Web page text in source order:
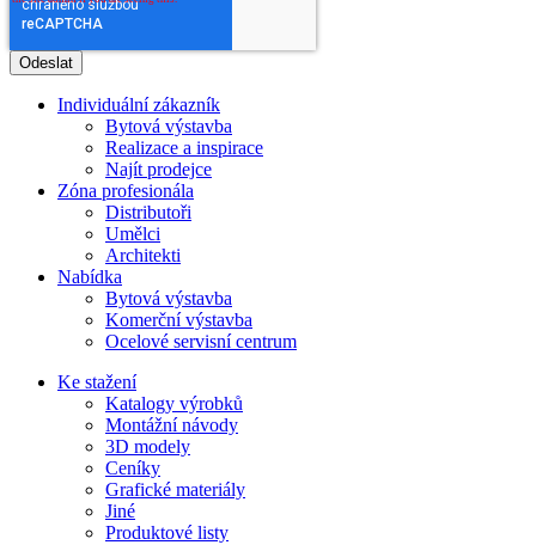
Individuální zákazník
Bytová výstavba
Realizace a inspirace
Najít prodejce
Zóna profesionála
Distributoři
Umělci
Architekti
Nabídka
Bytová výstavba
Komerční výstavba
Ocelové servisní centrum
Ke stažení
Katalogy výrobků
Montážní návody
3D modely
Ceníky
Grafické materiály
Jiné
Produktové listy